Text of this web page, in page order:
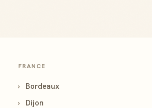
FRANCE
›
Bordeaux
›
Dijon